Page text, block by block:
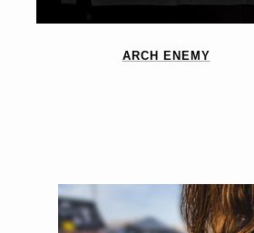
ARCH ENEMY